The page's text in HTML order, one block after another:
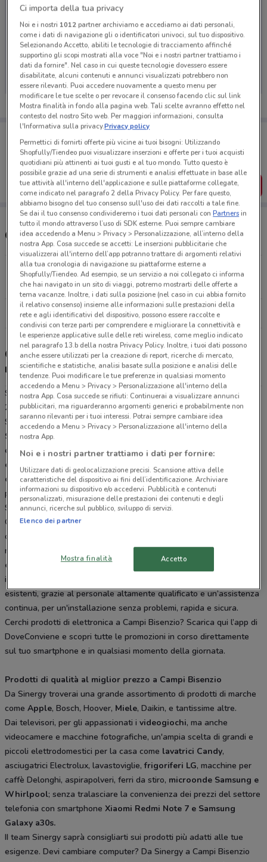
Ci dispiace, al momento non abbiamo pubblicato
volantini nella tua zona. Riprova più tardi.
Porta DoveConviene sempre con te!
Puoi trovare le migliori offerte dei negozi vicino a te,
salvarle e creare la tua lista del risparmio, comodamente
dal tuo cellulare.
SCARICA L’APP
Orari e Negozi Sinergy
Via Fiorentina, 288 Pistoia
18.6 km
CHIUSO
Tutti i negozi Sinergy
Gli sconti del nuovo volantino Unieuro e i
negozi
Sinergy è presente in vari punti della città: lo trovi in Via Fiorentina
288 Pistoia. Tutti i negozi sono aperti tutti i giorni dal Lunedì alla
Sabato e offrono i migliori prodotti per la tua spesa.
Sinergyè la catena di negozi specializzati nella vendita di
elettrodomestici e computer, telefonia e tablet, lamassima
espressione dell'affiliazione nel settore dell'elettronica di
consumo. Le ultime novità tecnologiche a prezzi competitivi, tutti i
prodotti delle migliori marche sono in vendita presso i punti vendita
Sinergy a Campi Bisenzio.
Questa catena italiana specializzata nel settore dell'elettronica di
consumo è sinonimo di affidabilità e
molto convenienti. Sinergy segue l'installazione dei tuoi
elettrodomesticipiù complessi con lavori di adattamento e
interventi su impianti gas, modificando gli impianti domestici
esistenti, grazie al personale altamente qualificato e un’assistenza
continua, per un'installazione senza problemi, rapida e sicura.
Cerchi prodotti di elettronica a Campi Bisenzio? Scarica qui l’app di
DoveConviene e scopri tutte le promozioni in corso direttamente
sul tuo smartphone e in qualsiasi momento della giornata.
Prodotti di qualità al miglior prezzo a Campi Bisenzio
Da Sinergy troverai una grande assortimento di prodotti di marche
come Apple, Bosch, Hoover, Miele, Daikin, e tantissime altre.
Dai televisori, per gli appassionati i videogiochi, ma anche
videocamere e macchine fotografiche, un'ampia scelta di grandi e
piccoli elettrodomestici per la casa come lavatrici Candy,
asciugatrici Electrolux, lavastoviglie,frigoriferi LG, macchine per
caffè Delonghi, aspirapolveri, ferri da stiro, microonde Samsung e
Whirlpool; senza tralasciare la convenienza dei prezzi del settore
telefonia con smartphone Xiaomi Redmi Note 7 e Samsung
Galaxy a30s.
II team Sinergy saprà consigliarti sui prodotti più adatti alle tue
esigenze. Devi cambiare computer? Da Sinergy a Campi Bisenzio
Ci importa della tua privacy
Noi e i nostri 1012partner archiviamo e accediamo ai dati personali,
come i dati di navigazione gli o identificatori univoci, sul tuo dispositivo.
Selezionando Accetto, abiliti le tecnologie di tracciamento affinché
supportino gli scopi mostrati alla voce "Noi e i nostri partner trattiamo i
dati da fornire". Nel caso in cui queste tecnologie dovessero essere
disabilitate, alcuni contenuti e annunci visualizzati potrebbero non
essere rilevanti. Puoi accedere nuovamente a questo menu per
modificare le tue scelte o per revocare il consenso facendo clic sul link
Mostra finalità in fondo alla pagina web. Tali scelte avranno effetto nel
contesto del nostro Sito web. Per maggiori informazioni, consulta
l'Informativa sulla privacy.Privacy policy
Permettici di fornirti offerte più vicine ai tuoi bisogni: Utilizzando
Shopfully/Tiendeo puoi visualizzare inserzioni e offerte per i tuoi acquisti
quotidiani più attinenti ai tuoi gusti e al tuo mondo. Tutto questo è
possibile grazie ad una serie di strumenti e analisi effettuate in base alle
tue attività all'interno dell'applicazione e sulle piattaforme collegate,
come indicato nel paragrafo 2 della Privacy Policy. Per fare questo,
abbiamo bisogno del tuo consenso sull'uso dei dati raccolti a tale fine.
Se dai il tuo consenso condivideremo i tuoi dati personali conPartnersin
tutto il mondo attraverso l’uso di SDK esterne. Puoi sempre cambiare
idea accedendo a Menu > Privacy > Personalizzazione, all’interno della
nostra App. Cosa succede se accetti: Le inserzioni pubblicitarie che
visualizzerai all'interno dell’app potranno trattare di argomenti relativi
alla tua cronologia di navigazione su piattaforme esterne a
Shopfully/Tiendeo. Ad esempio, se un servizio a noi collegato ci informa
che hai navigato in un sito di viaggi, potremo mostrarti delle offerte a
tema vacanze. Inoltre, i dati sulla posizione (nel caso in cui abbia fornito
il relativo consenso) insieme alle informazioni sulle prestazioni della
rete e agli identificativi del dispositivo, possono essere raccolte e
condivisi con terze parti per comprendere e migliorare la connettività e
le esperienze applicative sulle delle reti wireless, come meglio indicato
nel paragrafo 13.b della nostra Privacy Policy. Inoltre, i tuoi dati possono
anche essere utilizzati per la creazione di report, ricerche di mercato,
scientifiche e statistiche, analisi basate sulla posizione e analisi delle
tendenze. Puoi modificare le tue preferenze in qualsiasi momento
accedendo a Menu > Privacy > Personalizzazione all'interno della
nostra App. Cosa succede se rifiuti: Continuerai a visualizzare annunci
pubblicitari, ma riguarderanno argomenti generici e probabilmente non
saranno rilevanti per i tuoi interessi. Potrai sempre cambiare idea
accedendo a Menu > Privacy > Personalizzazione all'interno della
nostra App.
Noi e i nostri partner trattiamo i dati per fornire:
Utilizzare dati di geolocalizzazione precisi. Scansione attiva delle
caratteristiche del dispositivo ai fini dell’identificazione. Archiviare
informazioni su dispositivo e/o accedervi. Pubblicità e contenuti
personalizzati, misurazione delle prestazioni dei contenuti e degli
annunci, ricerche sul pubblico, sviluppo di servizi.
Elenco dei partner
Mostra finalità Accetto